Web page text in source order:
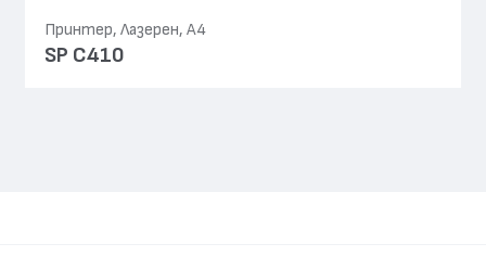
Принтер, Лазерен, А4
SP C410